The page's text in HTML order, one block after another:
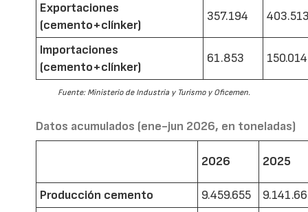
Exportaciones
(cemento+clínker)
357.194
Importaciones
(cemento+clínker)
61.853 150.014
Fuente: Ministerio de Industria y Turismo y Oficemen.
Datos acumulados (ene-jun 2026, en toneladas)
2026 2025
Producción cemento 9.459.655